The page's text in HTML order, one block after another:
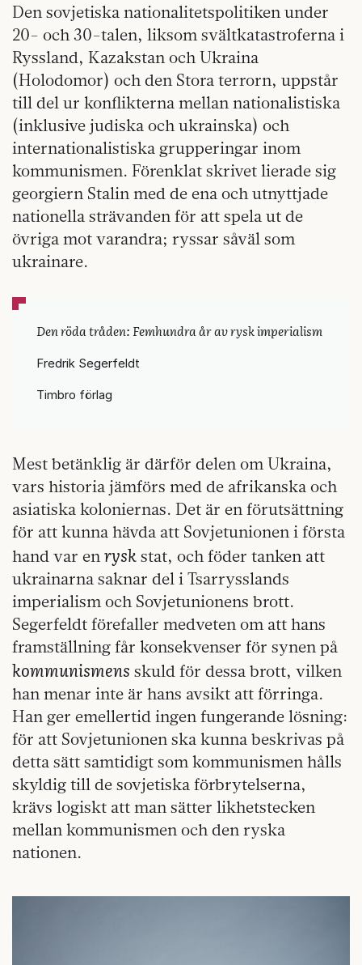
Den sovjetiska nationalitetspolitiken under
20- och 30-talen, liksom svältkatastroferna i
Ryssland, Kazakstan och Ukraina
(Holodomor) och den Stora terrorn, uppstår
till del ur konflikterna mellan nationalistiska
(inklusive judiska och ukrainska) och
internationalistiska grupperingar inom
kommunismen. Förenklat skrivet lierade sig
georgiern Stalin med de ena och utnyttjade
nationella strävanden för att spela ut de
övriga mot varandra; ryssar såväl som
ukrainare.
Den röda tråden: Femhundra år av rysk imperialism
Fredrik Segerfeldt
Timbro förlag
Mest betänklig är därför delen om Ukraina,
vars historia jämförs med de afrikanska och
asiatiska koloniernas. Det är en förutsättning
för att kunna hävda att Sovjetunionen i första
hand var en rysk stat, och föder tanken att
ukrainarna saknar del i Tsarrysslands
imperialism och Sovjetunionens brott.
Segerfeldt förefaller medveten om att hans
framställning får konsekvenser för synen på
kommunismens skuld för dessa brott, vilken
han menar inte är hans avsikt att förringa.
Han ger emellertid ingen fungerande lösning:
för att Sovjetunionen ska kunna beskrivas på
detta sätt samtidigt som kommunismen hålls
skyldig till de sovjetiska förbrytelserna,
krävs logiskt att man sätter likhetstecken
mellan kommunismen och den ryska
nationen.